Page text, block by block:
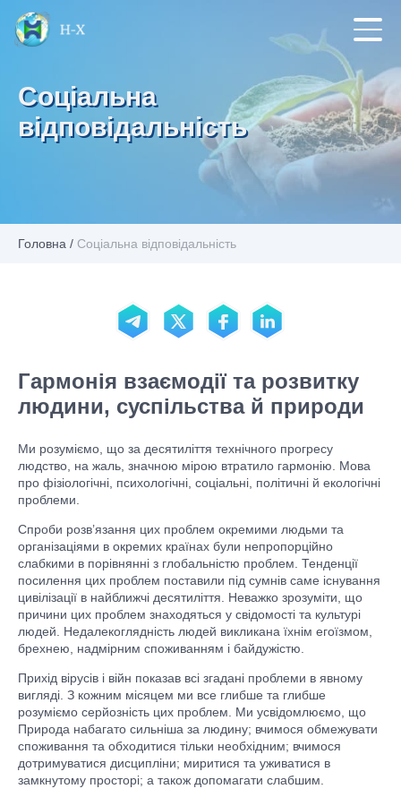
Соціальна
відповідальність
Головна / Соціальна відповідальність
Гармонія взаємодії та розвитку
людини, суспільства й природи
Ми розуміємо, що за десятиліття технічного прогресу
людство, на жаль, значною мірою втратило гармонію. Мова
про фізіологічні, психологічні, соціальні, політичні й екологічні
проблеми.
Спроби розв’язання цих проблем окремими людьми та
організаціями в окремих країнах були непропорційно
слабкими в порівнянні з глобальністю проблем. Тенденції
посилення цих проблем поставили під сумнів саме існування
цивілізації в найближчі десятиліття. Неважко зрозуміти, що
причини цих проблем знаходяться у свідомості та культурі
людей. Недалекоглядність людей викликана їхнім егоїзмом,
брехнею, надмірним споживанням і байдужістю.
Прихід вірусів і війн показав всі згадані проблеми в явному
вигляді. З кожним місяцем ми все глибше та глибше
розуміємо серйозність цих проблем. Ми усвідомлюємо, що
Природа набагато сильніша за людину; вчимося обмежувати
споживання та обходитися тільки необхідним; вчимося
дотримуватися дисципліни; миритися та уживатися в
замкнутому просторі; а також допомагати слабшим.